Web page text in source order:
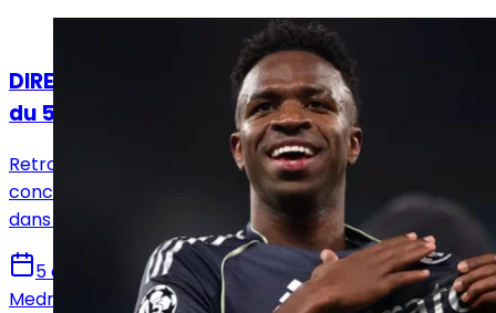
DIRECT. Suivez le live mercato Real Madrid
du 5 août !
Retrouvez toutes les informations du 5 août
concernant le mercato du Real Madrid, que ce soit
dans le sens des départs ou des arrivées.
5 août 2026
Medric Bouzermane